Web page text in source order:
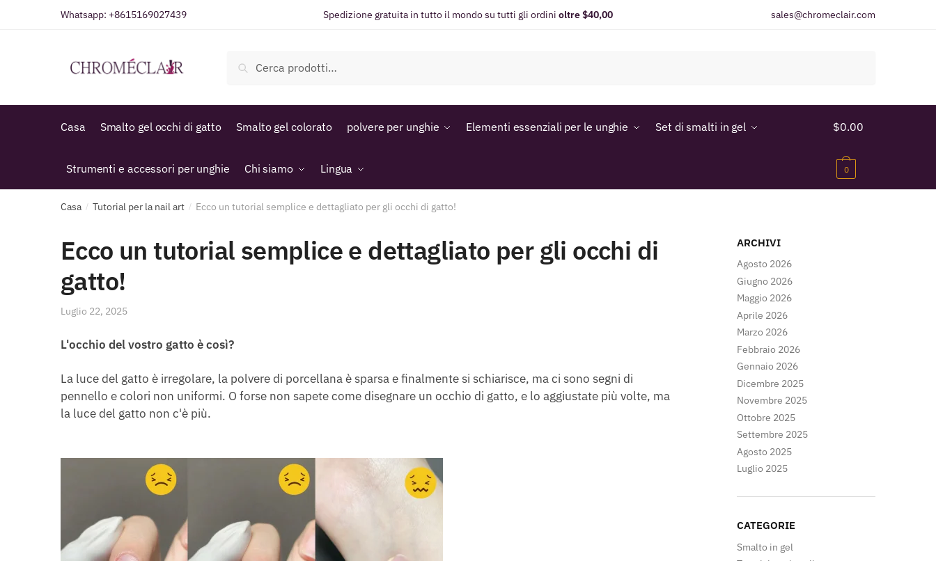
Whatsapp: +8615169027439 Spedizione gratuita in tutto il mondo su tutti gli ordini oltre $40,00 sales@chromeclair.com
Cerca
Casa Smalto gel occhi di gatto Smalto gel colorato polvere per unghie Elementi essenziali per le unghie Set di smalti in gel
Strumenti e accessori per unghie Chi siamo Lingua
$0.00
0
Casa / Tutorial per la nail art / Ecco un tutorial semplice e dettagliato per gli occhi di gatto!
Ecco un tutorial semplice e dettagliato per gli occhi di
gatto!
Luglio 22, 2025
L'occhio del vostro gatto è così?
La luce del gatto è irregolare, la polvere di porcellana è sparsa e finalmente si schiarisce, ma ci sono segni di
pennello e colori non uniformi. O forse non sapete come disegnare un occhio di gatto, e lo aggiustate più volte, ma
la luce del gatto non c'è più.
ARCHIVI
Agosto 2026
Giugno 2026
Maggio 2026
Aprile 2026
Marzo 2026
Febbraio 2026
Gennaio 2026
Dicembre 2025
Novembre 2025
Ottobre 2025
Settembre 2025
Agosto 2025
Luglio 2025
CATEGORIE
Smalto in gel